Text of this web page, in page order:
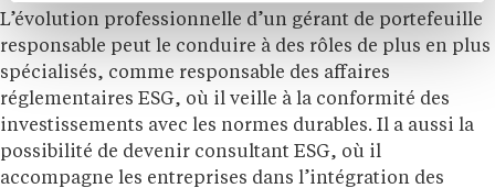
L’évolution professionnelle d’un gérant de portefeuille
responsable peut le conduire à des rôles de plus en plus
spécialisés, comme responsable des affaires
réglementaires ESG, où il veille à la conformité des
investissements avec les normes durables. Il a aussi la
possibilité de devenir consultant ESG, où il
accompagne les entreprises dans l’intégration des